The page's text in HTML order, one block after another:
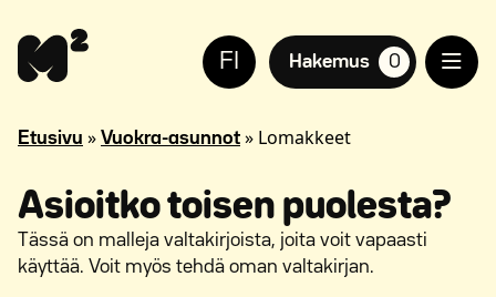
sisältöön
sivuston
käyttöön
FI Hakemus
suosikkiasuntoja,
0
Etusivu » Vuokra-asunnot » Lomakkeet
Asioitko toisen puolesta?
Tässä on malleja valtakirjoista, joita voit vapaasti
käyttää. Voit myös tehdä oman valtakirjan.